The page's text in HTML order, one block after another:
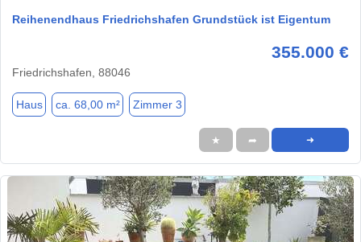
Reihenendhaus Friedrichshafen Grundstück ist Eigentum
355.000 €
Friedrichshafen, 88046
Haus ca. 68,00 m² Zimmer 3
★ ➦ ➜